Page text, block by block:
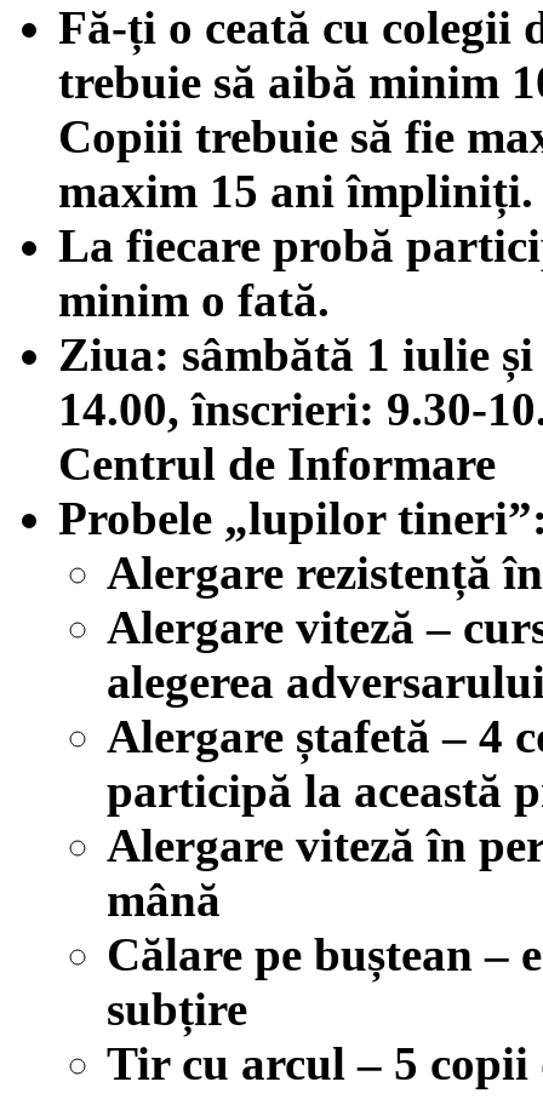
Fă-ți o ceată cu colegii
trebuie să aibă minim
Copiii trebuie să fie
maxim 15 ani împliniți.
La fiecare probă
minim o fată.
Ziua: sâmbătă 1 iulie
14.00, înscrieri: 9.30-
Centrul de Informare
Probele „lupilor tineri”
Alergare rezistență
Alergare viteză –
alegerea
Alergare ștafetă – 4
participă la această
Alergare viteză în
mână
Călare pe buștean –
subțire
Tir cu arcul – 5 copii